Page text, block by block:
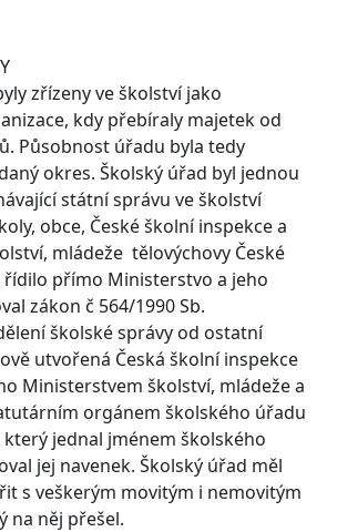
zřízeny ve školství jako
kdy přebíraly majetek od
Působnost úřadu byla tedy
okres. Školský úřad byl jednou
státní správu ve školství
obce, České školní inspekce a
mládeže tělovýchovy České
řídilo přímo Ministerstvo a jeho
zákon č 564/1990 Sb.
školské správy od ostatní
utvořená Česká školní inspekce
Ministerstvem školství, mládeže a
orgánem školského úřadu
jednal jménem školského
jej navenek. Školský úřad měl
s veškerým movitým i nemovitým
na něj přešel.